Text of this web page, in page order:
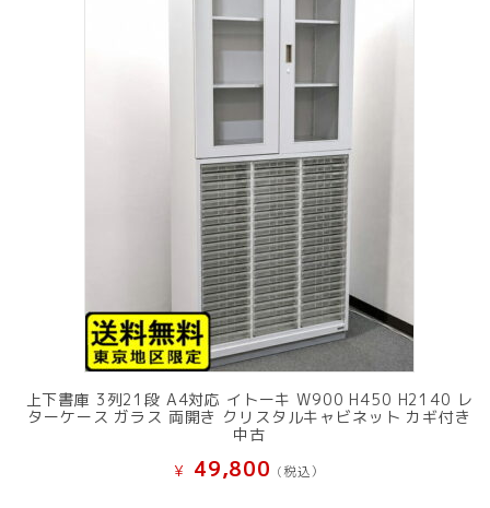
上下書庫 3列21段 A4対応 イトーキ W900 H450 H2140 レ
ターケース ガラス 両開き クリスタルキャビネット カギ付き
中古
¥ 49,800 (税込）